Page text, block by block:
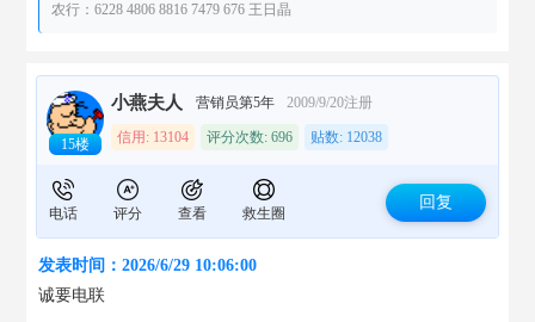
农行：6228 4806 8816 7479 676 王日晶
15楼
小燕夫人 营销员第5年 2009/9/20注册
信用: 13104 评分次数: 696 贴数: 12038
电话 评分 查看 救生圈
回复
发表时间：2026/6/29 10:06:00
诚要电联